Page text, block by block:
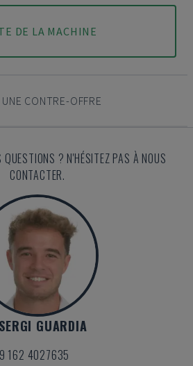
DE LA MACHINE
UNE CONTRE-OFFRE
QUESTIONS ? N'HÉSITEZ PAS À NOUS
CONTACTER.
SERGI GUARDIA
162 4027635